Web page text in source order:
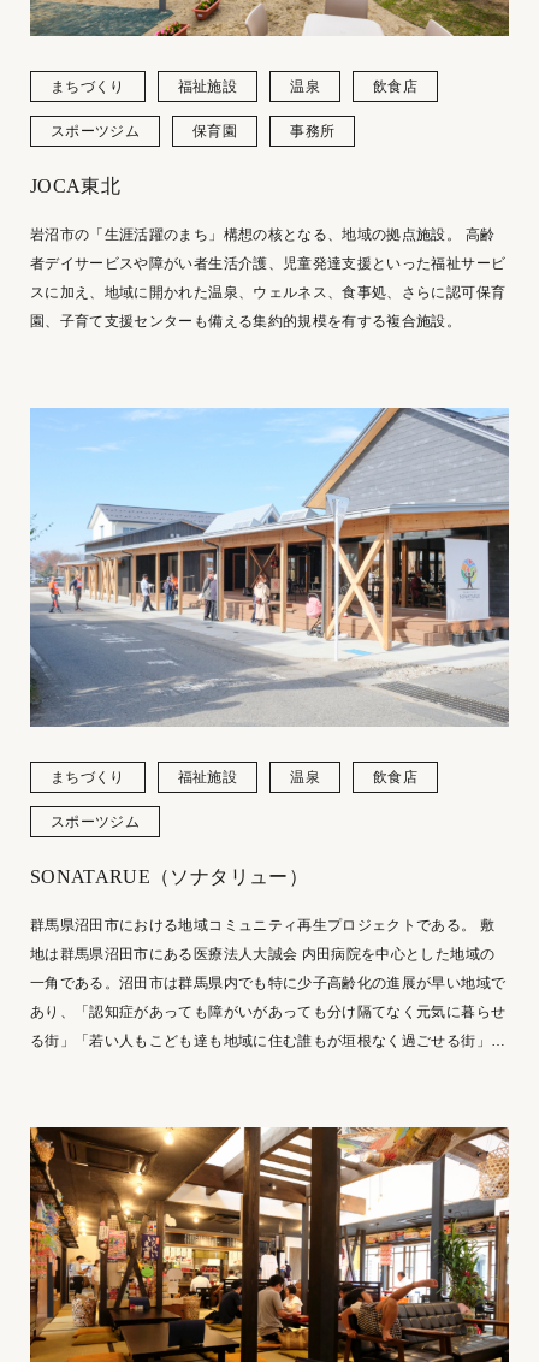
まちづくり 福祉施設 温泉 飲食店
スポーツジム 保育園 事務所
JOCA東北
岩沼市の「生涯活躍のまち」構想の核となる、地域の拠点施設。 高齢
者デイサービスや障がい者生活介護、児童発達支援といった福祉サービ
スに加え、地域に開かれた温泉、ウェルネス、食事処、さらに認可保育
園、子育て支援センターも備える集約的規模を有する複合施設。
まちづくり 福祉施設 温泉 飲食店
スポーツジム
SONATARUE（ソナタリュー）
群馬県沼田市における地域コミュニティ再生プロジェクトである。 敷
地は群馬県沼田市にある医療法人大誠会 内田病院を中心とした地域の
一角である。沼田市は群馬県内でも特に少子高齢化の進展が早い地域で
あり、「認知症があっても障がいがあっても分け隔てなく元気に暮らせ
る街」「若い人もこども達も地域に住む誰もが垣根なく過ごせる街」、